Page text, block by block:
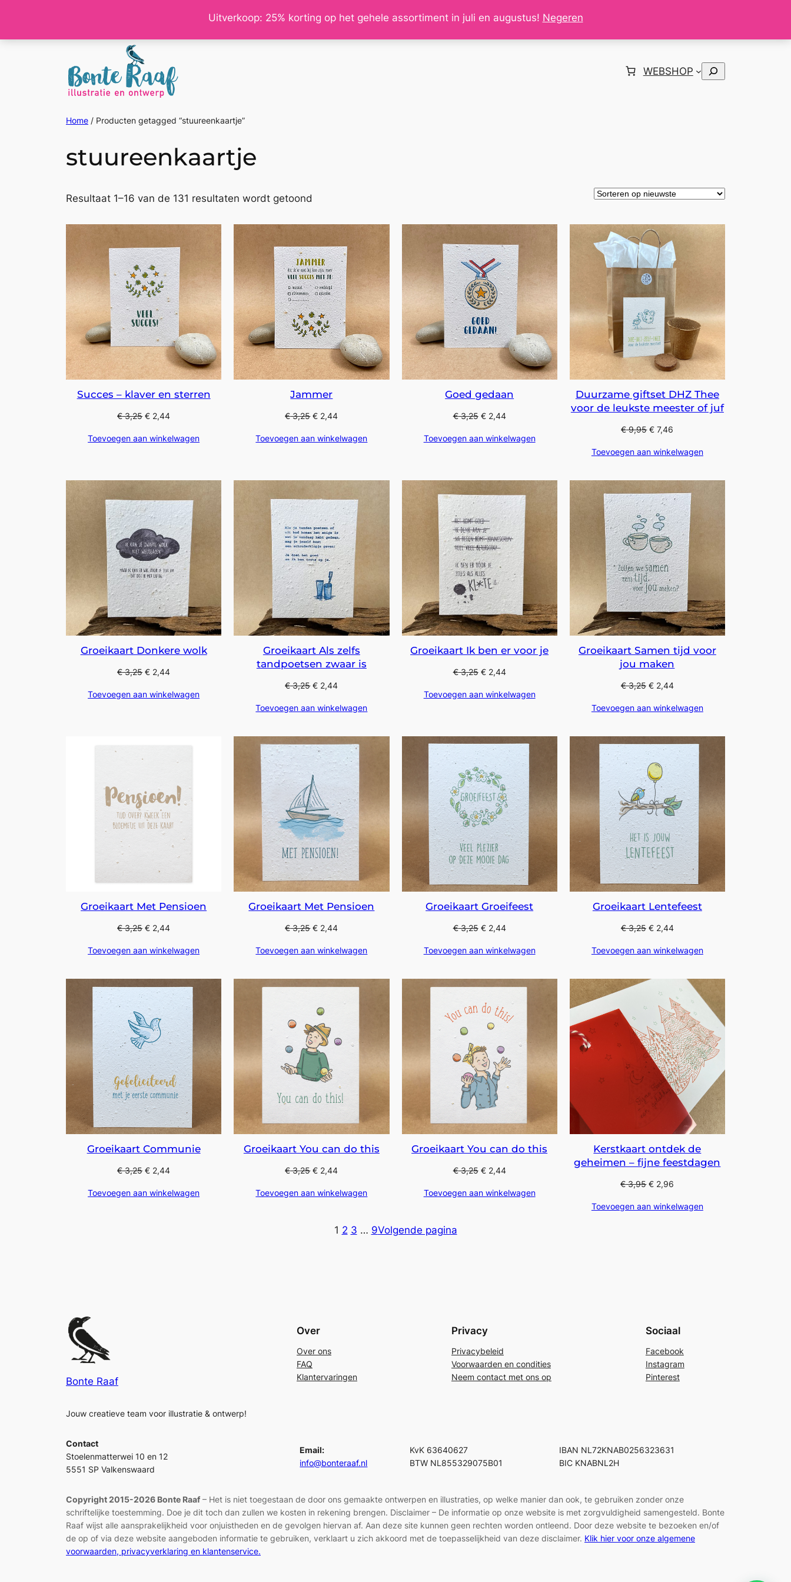
Uitverkoop: 25% korting op het gehele assortiment in juli en augustus! Negeren
de
WEBSHOP
Zoeken
Home / Producten getagged “stuureenkaartje”
stuureenkaartje
Resultaat 1–16 van de 131 resultaten wordt getoond
nieuwste
Succes – klaver en sterren
€3,25 € 2,44
Toevoegen aan winkelwagen
Jammer
€3,25 € 2,44
Toevoegen aan winkelwagen
Goed gedaan
€3,25 €2,44
Toevoegen aan winkelwagen
Duurzame giftset DHZ Thee
voor de leukste meester of juf
€9,95 € 7,46
Toevoegen aan winkelwagen
Groeikaart Donkere wolk
€3,25 € 2,44
Toevoegen aan winkelwagen
Groeikaart Als zelfs
tandpoetsen zwaar is
€3,25 € 2,44
Toevoegen aan winkelwagen
Groeikaart Ik ben er voor je
€3,25 €2,44
Toevoegen aan winkelwagen
Groeikaart Samen tijd voor
jou maken
€3,25 €2,44
Toevoegen aan winkelwagen
Groeikaart Met Pensioen
€3,25 € 2,44
Toevoegen aan winkelwagen
Groeikaart Met Pensioen
€3,25 € 2,44
Toevoegen aan winkelwagen
Groeikaart Groeifeest
€3,25 €2,44
Toevoegen aan winkelwagen
Groeikaart Lentefeest
€3,25 €2,44
Toevoegen aan winkelwagen
Groeikaart Communie
€3,25 € 2,44
Toevoegen aan winkelwagen
Groeikaart You can do this
€3,25 € 2,44
Toevoegen aan winkelwagen
Groeikaart You can do this
€3,25 €2,44
Toevoegen aan winkelwagen
Kerstkaart ontdek de
geheimen – fijne feestdagen
€3,95 € 2,96
Toevoegen aan winkelwagen
1 2 3 … 9Volgende pagina
Bonte Raaf
Jouw creatieve team voor illustratie & ontwerp!
Over
Over ons
FAQ
Klantervaringen
Privacy
Privacybeleid
Voorwaarden en condities
Neem contact met ons op
Sociaal
Facebook
Instagram
Pinterest
Contact
Stoelenmatterwei 10 en 12
5551 SP Valkenswaard
Email:
info@bonteraaf.nl
KvK 63640627
BTW NL855329075B01
IBAN NL72KNAB0256323631
BIC KNABNL2H
Copyright 2015-2026 Bonte Raaf – Het is niet toegestaan de door ons gemaakte ontwerpen en illustraties, op welke manier dan ook, te gebruiken zonder onze
schriftelijke toestemming. Doe je dit toch dan zullen we kosten in rekening brengen. Disclaimer – De informatie op onze website is met zorgvuldigheid samengesteld. Bonte
Raaf wijst alle aansprakelijkheid voor onjuistheden en de gevolgen hiervan af. Aan deze site kunnen geen rechten worden ontleend. Door deze website te bezoeken en/of
de op of via deze website aangeboden informatie te gebruiken, verklaart u zich akkoord met de toepasselijkheid van deze disclaimer. Klik hier voor onze algemene
voorwaarden, privacyverklaring en klantenservice.